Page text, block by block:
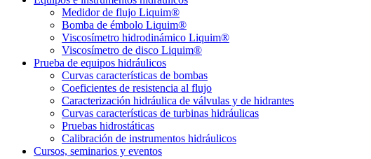
Medidor de flujo Liquim®
Bomba de émbolo Liquim®
Viscosímetro hidrodinámico Liquim®
Viscosímetro de disco Liquim®
Prueba de equipos hidráulicos
Curvas características de bombas
Coeficientes de resistencia al flujo
Caracterización hidráulica de válvulas y de hidrantes
Curvas características de turbinas hidráulicas
Pruebas hidrostáticas
Calibración de instrumentos hidráulicos
Cursos, seminarios y eventos